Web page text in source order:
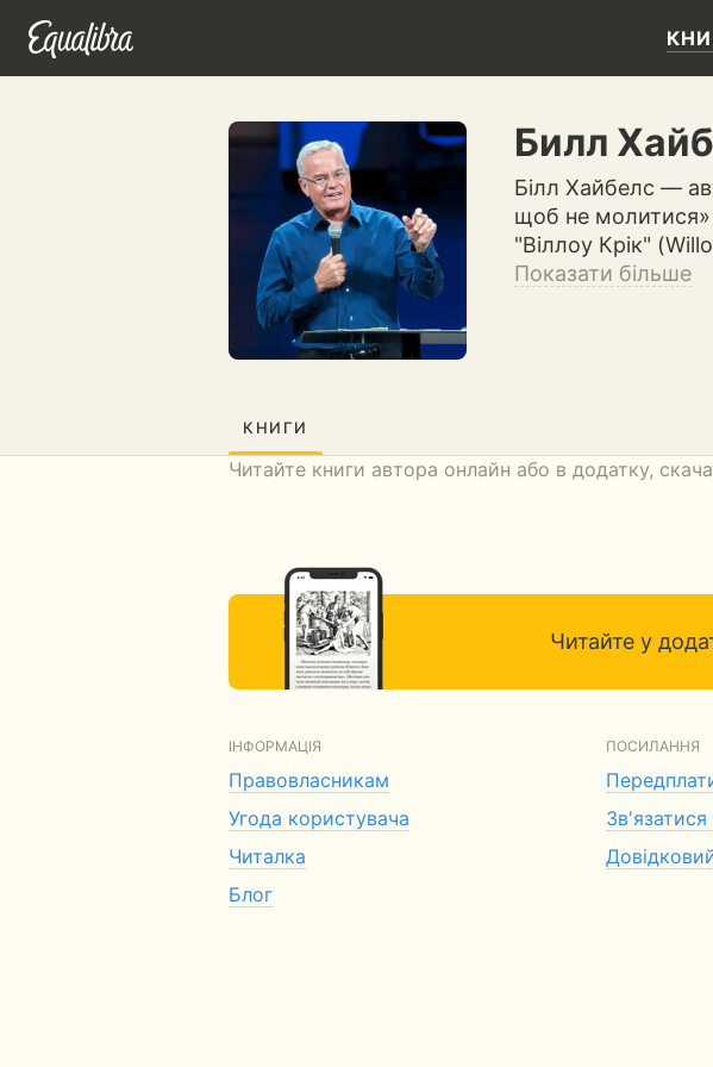
Билл
Білл Хайбелс —
щоб не молитися»
"Віллоу Крік"
Показати більше
КНИГИ
Читайте книги автора онлайн або в додатку,
Читайте у
ІНФОРМАЦІЯ
Правовласникам
Угода користувача
Читалка
Блог
ПОСИЛАННЯ